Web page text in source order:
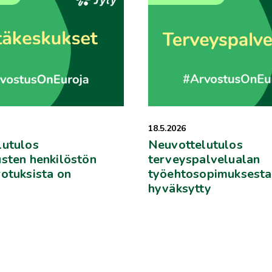
henkilöstön
on
18.5.2026
Neuvottelutulos
terveyspalvelualan
hyväksytty